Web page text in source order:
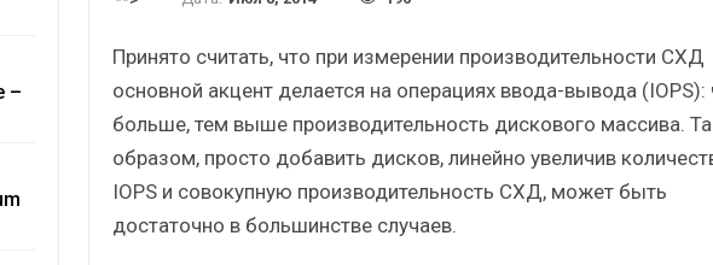
Принято считать, что при измерении производительности СХД
основной акцент делается на операциях ввода-вывода (IOPS):
больше, тем выше производительность дискового массива.
образом, просто добавить дисков, линейно увеличив
IOPS и совокупную производительность СХД, может быть
достаточно в большинстве случаев.
–
Итоги и Бестселлеры
ИБП